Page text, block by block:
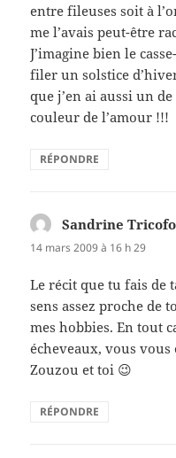
entre fileuses soit à
me l’avais peut-être
J’imagine bien le
filer un solstice
que j’en ai aussi un
couleur de l’amour !!!
RÉPONDRE
Sandrine
14 mars 2009 à 16 h 29
Le récit que tu fais de
sens assez proche de
mes hobbies. En tout
écheveaux, vous
Zouzou et toi 😉
RÉPONDRE